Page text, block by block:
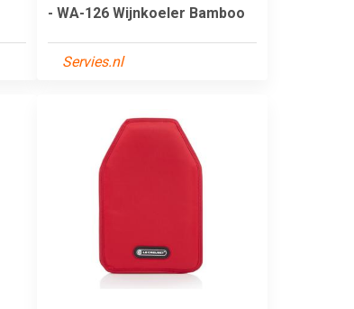
- WA-126 Wijnkoeler Bamboo
Servies.nl